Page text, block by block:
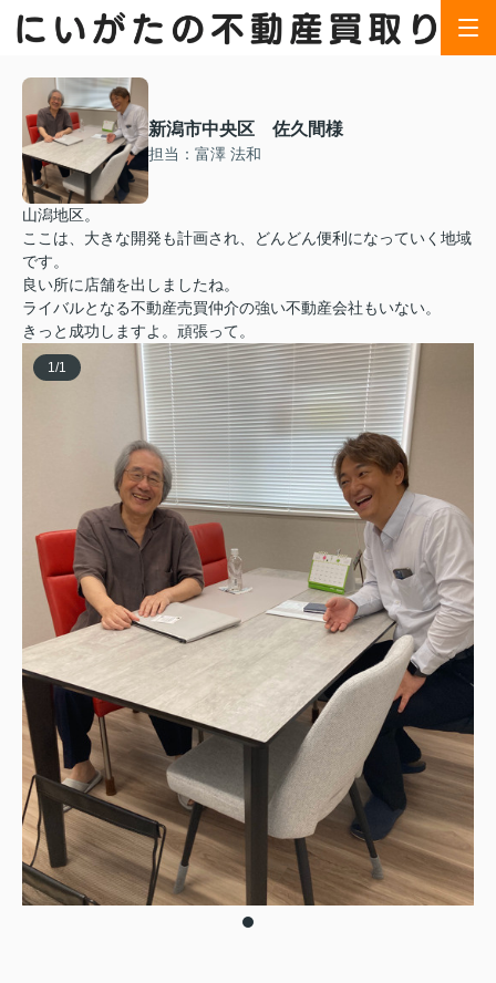
新潟市中央区 佐久間様
担当：富澤 法和
山潟地区。
ここは、大きな開発も計画され、どんどん便利になっていく地域
です。
良い所に店舗を出しましたね。
ライバルとなる不動産売買仲介の強い不動産会社もいない。
きっと成功しますよ。頑張って。
1/1